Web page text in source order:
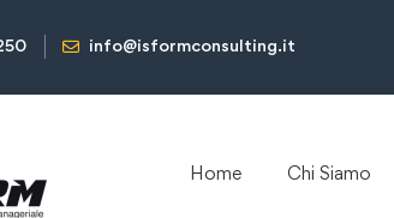
info@isformconsulting.it
Home Chi Siamo